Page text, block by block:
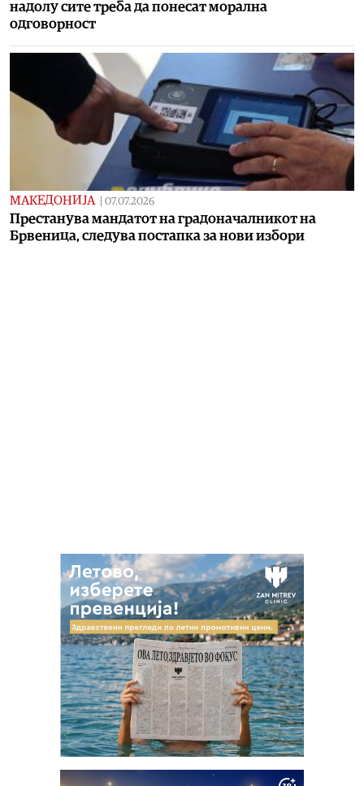
надолу сите треба да понесат морална
одговорност
МАКЕДОНИЈА | 07.07.2026
Престанува мандатот на градоначалникот на
Брвеница, следува постапка за нови избори